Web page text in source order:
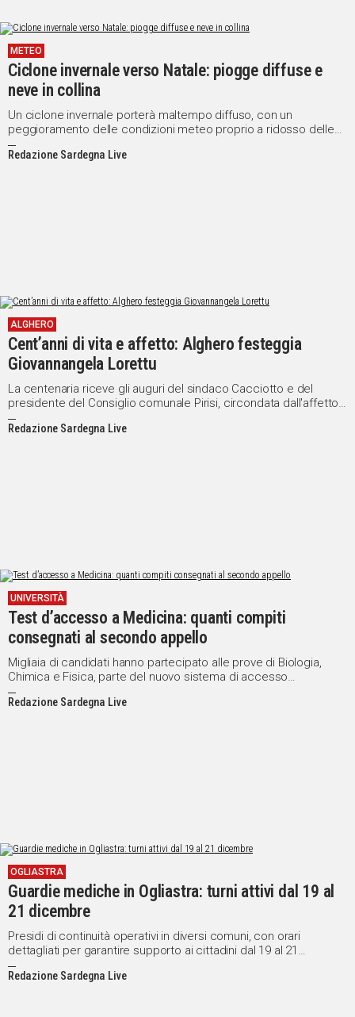
METEO
Ciclone invernale verso Natale: piogge diffuse e
neve in collina
Un ciclone invernale porterà maltempo diffuso, con un
peggioramento delle condizioni meteo proprio a ridosso delle
festività natalizie
Redazione Sardegna Live
ALGHERO
Cent’anni di vita e affetto: Alghero festeggia
Giovannangela Lorettu
La centenaria riceve gli auguri del sindaco Cacciotto e del
presidente del Consiglio comunale Pirisi, circondata dall'affetto
della famiglia
Redazione Sardegna Live
UNIVERSITÀ
Test d’accesso a Medicina: quanti compiti
consegnati al secondo appello
Migliaia di candidati hanno partecipato alle prove di Biologia,
Chimica e Fisica, parte del nuovo sistema di accesso
universitario, risultati entro fine dicembre
Redazione Sardegna Live
OGLIASTRA
Guardie mediche in Ogliastra: turni attivi dal 19 al
21 dicembre
Presidi di continuità operativi in diversi comuni, con orari
dettagliati per garantire supporto ai cittadini dal 19 al 21
dicembre
Redazione Sardegna Live